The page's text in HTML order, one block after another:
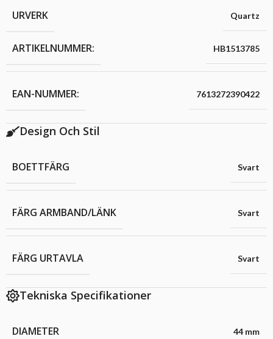
URVERK Quartz
ARTIKELNUMMER: HB1513785
EAN-NUMMER: 7613272390422
Design Och Stil
BOETTFÄRG Svart
FÄRG ARMBAND/LÄNK Svart
FÄRG URTAVLA Svart
Tekniska Specifikationer
DIAMETER 44 mm